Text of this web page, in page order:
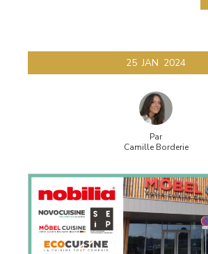
25 JAN 2024
Par
Camille Borderie